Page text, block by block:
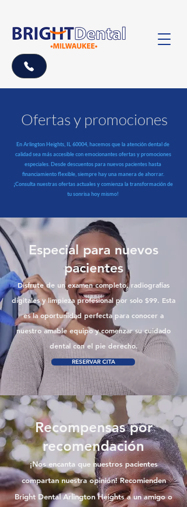
Ofertas y promociones
En Arlington Heights, IL 60004, hacemos que la atención dental de
calidad sea más accesible con emocionantes ofertas y promociones
especiales. Desde descuentos para nuevos pacientes hasta
financiamiento flexible, siempre hay una manera de ahorrar.
¡Consulta nuestras ofertas actuales y comienza la transformación de
tu sonrisa hoy mismo!
Especial para nuevos
pacientes
Disfrute de un examen completo, radiografías
digitales y limpieza profesional por solo $99. Esta
es la oportunidad perfecta para conocer a
nuestro amable equipo y comenzar su cuidado
dental con el pie derecho.
RESERVAR CITA
Recompensas por
recomendación
¡Nos encanta que nuestros pacientes
compartan nuestra opinión! Recomienden
Bright Dental Arlington Heights a un amigo o